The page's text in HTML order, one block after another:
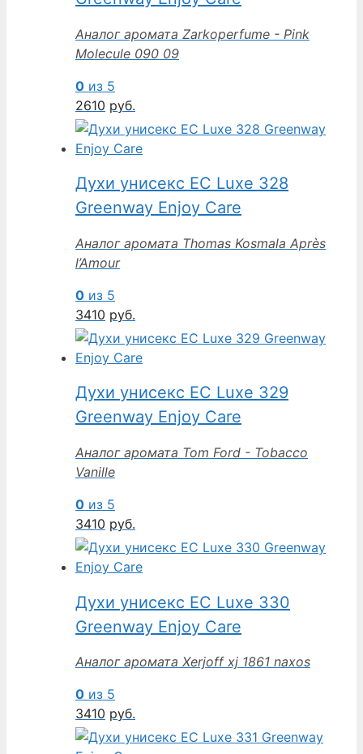
Аналог аромата Zarkoperfume - Pink
Molecule 090 09
0 из 5
2610 руб.
Духи унисекс EC Luxe 328
Greenway Enjoy Care
Аналог аромата Thomas Kosmala Après
l’Amour
0 из 5
3410 руб.
Духи унисекс EC Luxe 329
Greenway Enjoy Care
Аналог аромата Tom Ford - Tobacco
Vanille
0 из 5
3410 руб.
Духи унисекс EC Luxe 330
Greenway Enjoy Care
Аналог аромата Xerjoff xj 1861 naxos
0 из 5
3410 руб.